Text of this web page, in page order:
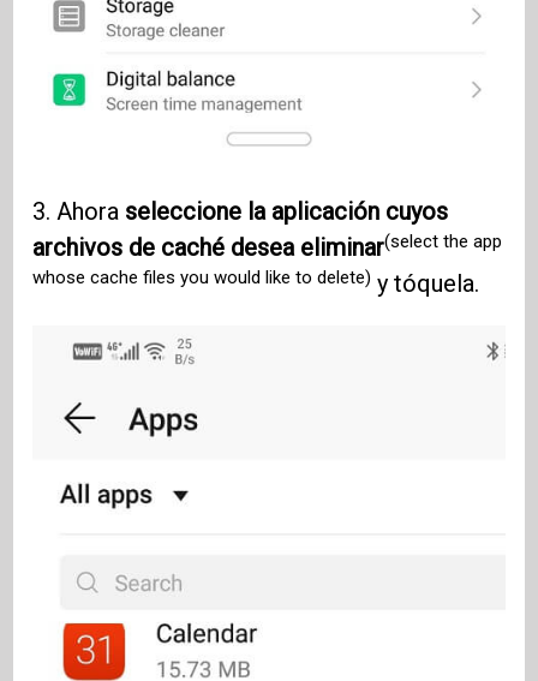
3. Ahora seleccione la aplicación cuyos
archivos de caché desea eliminar(select the app
whose cache files you would like to delete) y tóquela.